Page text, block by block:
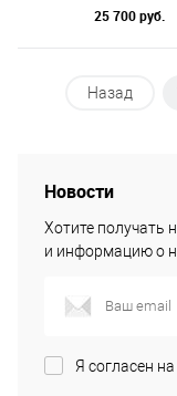
25 700 руб.
Назад
Новости
Хотите получать
и информацию о
Я согласен на